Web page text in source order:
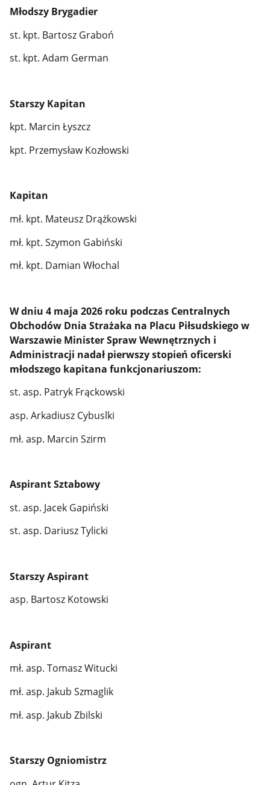
Młodszy Brygadier
st. kpt. Bartosz Graboń
st. kpt. Adam German
Starszy Kapitan
kpt. Marcin Łyszcz
kpt. Przemysław Kozłowski
Kapitan
mł. kpt. Mateusz Drążkowski
mł. kpt. Szymon Gabiński
mł. kpt. Damian Włochal
W dniu 4 maja 2026 roku podczas Centralnych
Obchodów Dnia Strażaka na Placu Piłsudskiego w
Warszawie Minister Spraw Wewnętrznych i
Administracji nadał pierwszy stopień oficerski
młodszego kapitana funkcjonariuszom:
st. asp. Patryk Frąckowski
asp. Arkadiusz Cybuslki
mł. asp. Marcin Szirm
Aspirant Sztabowy
st. asp. Jacek Gapiński
st. asp. Dariusz Tylicki
Starszy Aspirant
asp. Bartosz Kotowski
Aspirant
mł. asp. Tomasz Witucki
mł. asp. Jakub Szmaglik
mł. asp. Jakub Zbilski
Starszy Ogniomistrz